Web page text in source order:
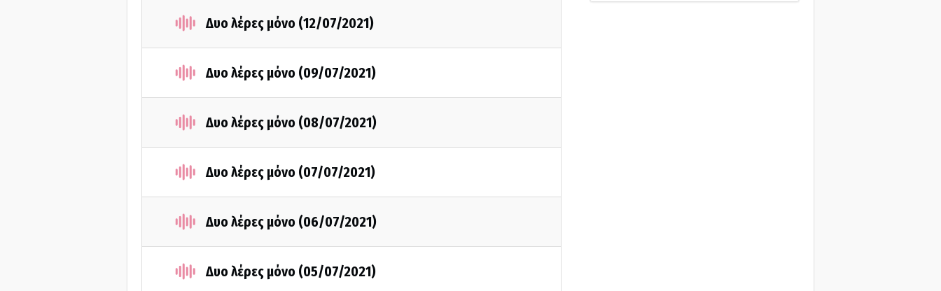
Δυο λέρες μόνο (12/07/2021)
Δυο λέρες μόνο (09/07/2021)
Δυο λέρες μόνο (08/07/2021)
Δυο λέρες μόνο (07/07/2021)
Δυο λέρες μόνο (06/07/2021)
Δυο λέρες μόνο (05/07/2021)